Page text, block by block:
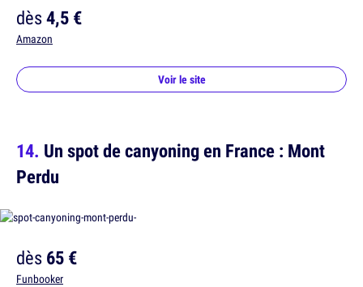
dès4,5 €
Amazon
Voir le site
Un spot de canyoning en France : Mont
Perdu
dès65 €
Funbooker